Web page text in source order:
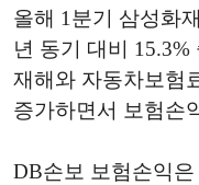
올해 1분기 삼성화
년 동기 대비
재해와 자동차보험
증가하면서 보험손
DB손보 보험손익